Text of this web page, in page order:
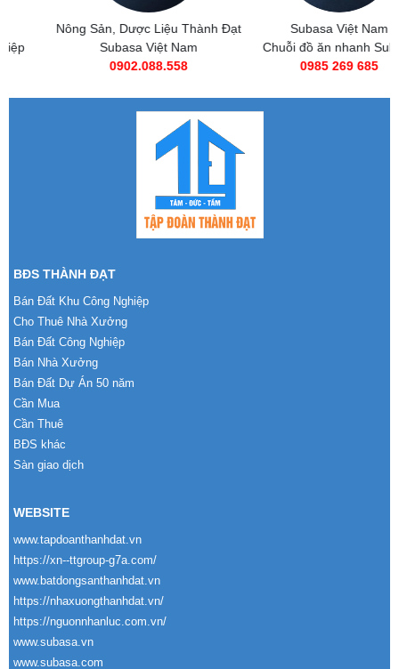
Nông Sản, Dược Liệu Thành Đạt
Subasa Việt Nam
0902.088.558
Subasa Việt Nam
Chuỗi đồ ăn nhanh Subasa
0985 269 685
BĐS THÀNH ĐẠT
Bán Đất Khu Công Nghiệp
Cho Thuê Nhà Xưởng
Bán Đất Công Nghiệp
Bán Nhà Xưởng
Bán Đất Dự Án 50 năm
Cần Mua
Cần Thuê
BĐS khác
Sàn giao dịch
WEBSITE
www.tapdoanthanhdat.vn
https://xn--ttgroup-g7a.com/
www.batdongsanthanhdat.vn
https://nhaxuongthanhdat.vn/
https://nguonnhanluc.com.vn/
www.subasa.vn
www.subasa.com